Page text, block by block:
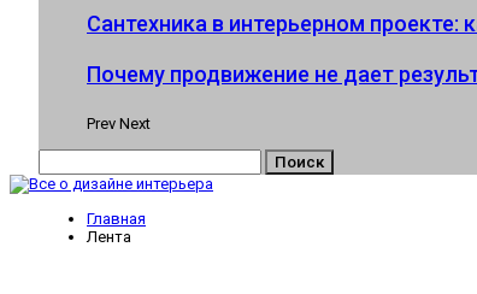
Сантехника в интерьерном
Почему продвижение не дает
Prev Next
Главная
Лента